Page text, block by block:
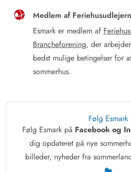
Medlem af
Esmark er medlem af
Brancheforening, der
bedst mulige betingelser for
sommerhus.
Følg Esmark
Følg Esmark på Facebook og
dig opdateret på nye
billeder, nyheder fra